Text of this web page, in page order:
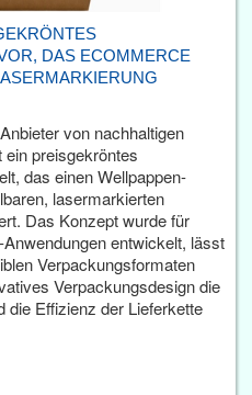
DAS ECOMMERCE
von nachhaltigen
ein preisgekröntes
das einen Wellpappen-
lasermarkierten
Das Konzept wurde für
entwickelt, lässt
Verpackungsformaten
Verpackungsdesign die
die Effizienz der Lieferkette